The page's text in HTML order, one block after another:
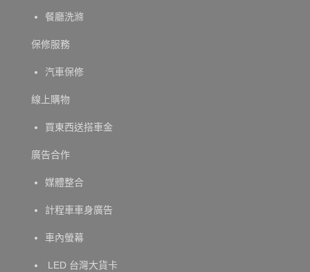
餐廳洗滌
保修服務
汽車保修
線上購物
買東西送搭車金
廣告合作
媒體整合
計程車車身廣告
車內螢幕
LED 台灣大貨卡